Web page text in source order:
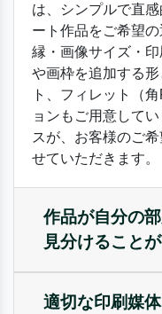
は、シンプルで直
ート作品をご希望
縁・画像サイズ・
や画枠を追加する
ト、フィレット（
ョンもご用意して
スが、お客様のご
せていただきます。
作品が自分の
見分けること
適切な印刷媒